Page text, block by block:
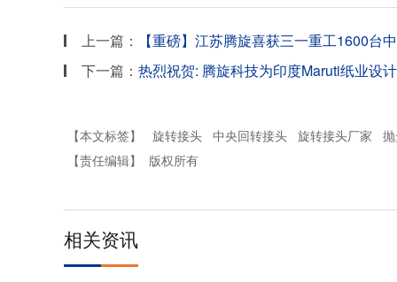
上一篇：
【重磅】江苏腾旋喜获三一重工1600台
下一篇： 热烈祝贺: 腾旋科技为印度Maruti纸业设
【本文标签】 旋转接头 中央回转接头 旋转接头厂家
【责任编辑】
版权所有
相关资讯